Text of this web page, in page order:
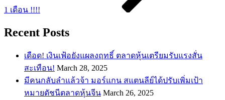
1 เดือน !!!!
Recent Posts
เดือด! เงินเฟ้อยังแผลงฤทธิ์ ตลาดหุ้นเตรียมรับแรงสั่น
สะเทือน! March 28, 2025
​มีคนกลับลำแล้วจ้า มอร์แกน สแตนลีย์ได้ปรับเพิ่มเป้า
หมายดัชนีตลาดหุ้นจีน March 26, 2025